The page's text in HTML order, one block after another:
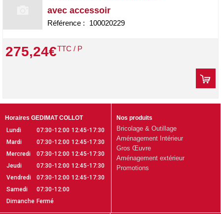
avec accessoir
Référence : 100020229
275,24€TTC / P
Horaires GEDIMAT COLLOT
Lundi
07:30-12:00 12:45-17:30
Mardi
07:30-12:00 12:45-17:30
Mercredi
07:30-12:00 12:45-17:30
Jeudi
07:30-12:00 12:45-17:30
Vendredi
07:30-12:00 12:45-17:30
Samedi
07:30-12:00
Dimanche Fermé
Nos produits
Bricolage & Outillage
Aménagement Intérieur
Gros Œuvre
Aménagement extérieur
Promotions